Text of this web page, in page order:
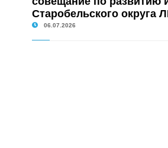
Старобельского округа
06.07.2026